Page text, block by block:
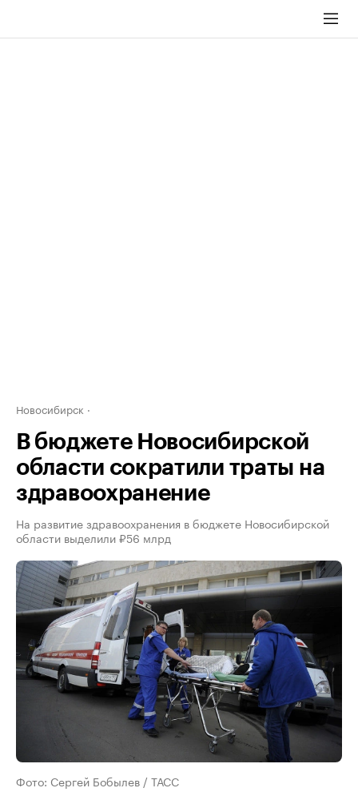
Новосибирск
В бюджете Новосибирской
области сократили траты на
здравоохранение
На развитие здравоохранения в бюджете Новосибирской
области выделили ₽56 млрд
Фото: Сергей Бобылев / ТАСС